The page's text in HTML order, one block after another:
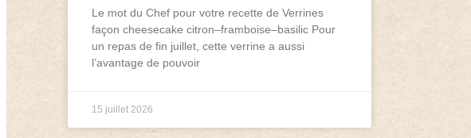
Le mot du Chef pour votre recette de Verrines
façon cheesecake citron–framboise–basilic Pour
un repas de fin juillet, cette verrine a aussi
l’avantage de pouvoir
15 juillet 2026